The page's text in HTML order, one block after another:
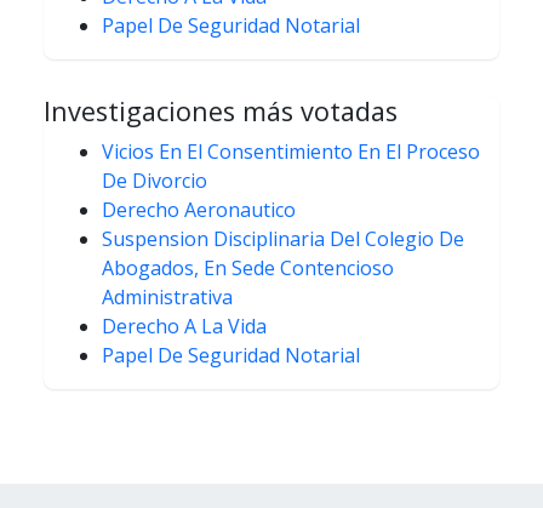
Papel De Seguridad Notarial
Investigaciones más votadas
Vicios En El Consentimiento En El Proceso
De Divorcio
Derecho Aeronautico
Suspension Disciplinaria Del Colegio De
Abogados, En Sede Contencioso
Administrativa
Derecho A La Vida
Papel De Seguridad Notarial